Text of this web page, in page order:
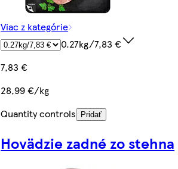
Viac z kategórie
0.27kg/7,83 €
7,83 €
28,99 €/kg
Quantity controls
Pridať
Hovädzie zadné zo stehna